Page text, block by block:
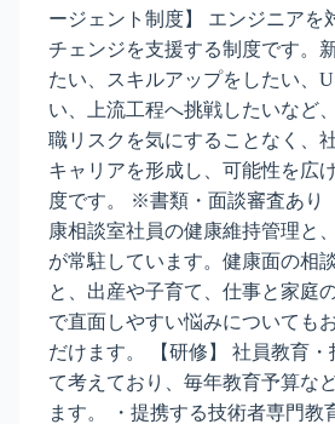
ージェント制度】 エンジニアを
チェンジを支援する制度です。
たい、スキルアップをしたい、
い、上流工程へ挑戦したいなど
職リスクを気にすることなく、
キャリアを形成し、可能性を広
度です。 ※書類・面談審査あり
康相談室社員の健康維持管理と
が常駐しています。健康面の相
と、出産や子育て、仕事と家庭
で直面しやすい悩みについても
だけます。 【研修】 社員教育・
て考えており、毎年教育予算な
ます。 ・提携する技術者専門教